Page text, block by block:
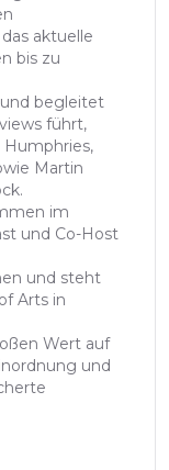
aktuelle
bis zu
begleitet
führt,
Martin
im
und Co-Host
und steht
Arts in
Wert auf
und